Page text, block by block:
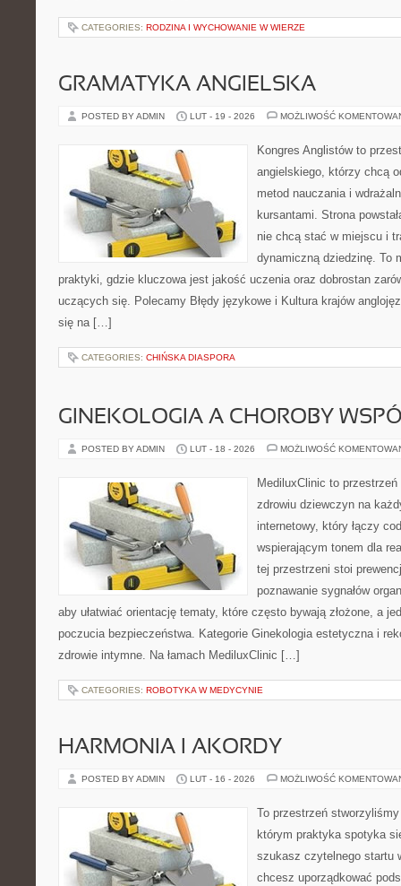
CATEGORIES: RODZINA I WYCHOWANIE W WIERZE
GRAMATYKA ANGIELSKA
POSTED BY ADMIN LUT - 19 - 2026 MOŻLIWOŚĆ
Kongres Anglistów to
angielskiego, którzy chcą
metod nauczania i
kursantami. Strona
nie chcą stać w miejscu i
dynamiczną dziedzinę. To
praktyki, gdzie kluczowa jest jakość uczenia oraz dobrostan
uczących się. Polecamy Błędy językowe i Kultura krajów
się na […]
CATEGORIES: CHIŃSKA DIASPORA
GINEKOLOGIA A CHOROBY
POSTED BY ADMIN LUT - 18 - 2026 MOŻLIWOŚĆ
MediluxClinic to
zdrowiu dziewczyn na
internetowy, który łączy
wspierającym tonem dla
tej przestrzeni stoi
poznawanie sygnałów
aby ułatwiać orientację tematy, które często bywają złożone, a
poczucia bezpieczeństwa. Kategorie Ginekologia estetyczna i
zdrowie intymne. Na łamach MediluxClinic […]
CATEGORIES: ROBOTYKA W MEDYCYNIE
HARMONIA I AKORDY
POSTED BY ADMIN LUT - 16 - 2026 MOŻLIWOŚĆ
To przestrzeń
którym praktyka spotyka
szukasz czytelnego startu
chcesz uporządkować